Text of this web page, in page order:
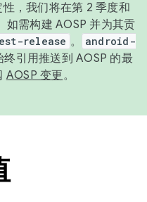
，我们将在第 2 季度和
如需构建 AOSP 并为其贡
release 。
android-
终引用推送到 AOSP 的最
AOSP 变更。